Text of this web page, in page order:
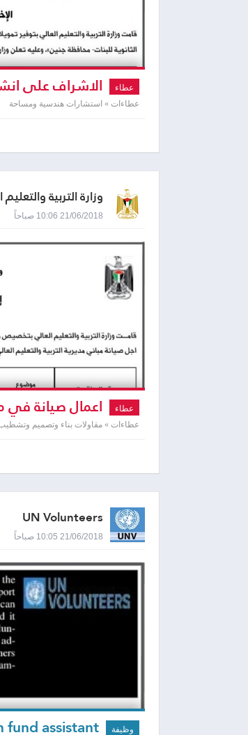
عطاء الاشراف على
عطاءات » استشارات هندسية ومساحة
وزارة التربية
21/06/2018 10:06 صباحاً
عطاء اعمال صيانة في
نابلس
عطاءات » مقاولات بناء وتصميم
UN Volunteers
21/06/2018 10:05 صباحاً
وظيفة